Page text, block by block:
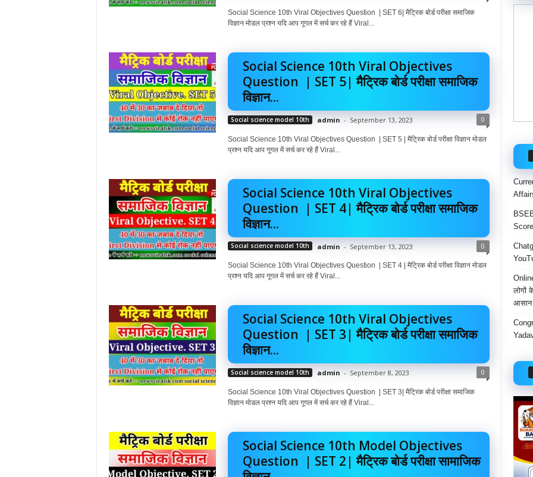
Social Science 10th Viral Objectives Question | SET 6| मैट्रिक बोर्ड परीक्षा समाजिक
विज्ञान मोडल प्रश्न यदि आप गूगल में सर्च कर रहे हैं Viral...
Social Science 10th Viral Objectives
Question | SET 5| मैट्रिक बोर्ड परीक्षा समाजिक
विज्ञान...
Social science model 10th admin - September 13, 2023 0
Social Science 10th Viral Objectives Question | SET 5 | मैट्रिक बोर्ड परीक्षा विज्ञान मोडल
प्रश्न यदि आप गूगल में सर्च कर रहे हैं Viral...
Social Science 10th Viral Objectives
Question | SET 4| मैट्रिक बोर्ड परीक्षा समाजिक
विज्ञान...
Social science model 10th admin - September 13, 2023 0
Social Science 10th Viral Objectives Question | SET 4 | मैट्रिक बोर्ड परीक्षा विज्ञान मोडल
प्रश्न यदि आप गूगल में सर्च कर रहे हैं Viral...
Social Science 10th Viral Objectives
Question | SET 3| मैट्रिक बोर्ड परीक्षा समाजिक
विज्ञान...
Social science model 10th admin - September 8, 2023 0
Social Science 10th Viral Objectives Question | SET 3| मैट्रिक बोर्ड परीक्षा समाजिक
विज्ञान मोडल प्रश्न यदि आप गूगल में सर्च कर रहे हैं Viral...
Social Science 10th Model Objectives
Question | SET 2| मैट्रिक बोर्ड परीक्षा सामाजिक
लोगों
आसान